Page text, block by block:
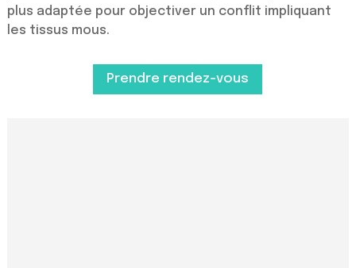
plus adaptée pour objectiver un conflit impliquant
les tissus mous.
Prendre rendez-vous